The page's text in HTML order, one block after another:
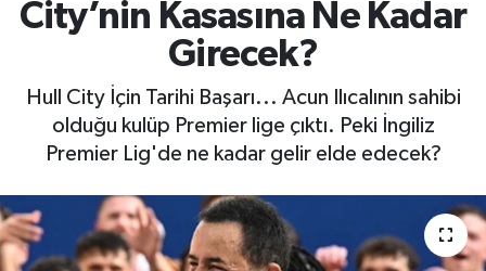
City’nin Kasasına Ne Kadar
Girecek?
Hull City İçin Tarihi Başarı... Acun Ilıcalının sahibi
olduğu kulüp Premier lige çıktı. Peki İngiliz
Premier Lig'de ne kadar gelir elde edecek?